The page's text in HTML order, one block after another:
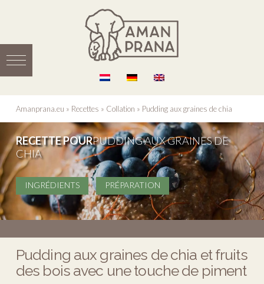
Amanprana.eu » Recettes » Collation » Pudding aux graines de chia
RECETTE POURPUDDING AUX GRAINES DE
CHIA
INGRÉDIENTS PRÉPARATION
Pudding aux graines de chia et fruits
des bois avec une touche de piment